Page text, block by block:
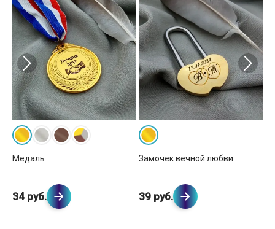
Медаль
34 руб.
Замочек вечной любви
39 руб.